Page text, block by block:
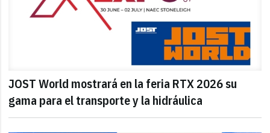
JOST World mostrará en la feria RTX 2026 su
gama para el transporte y la hidráulica